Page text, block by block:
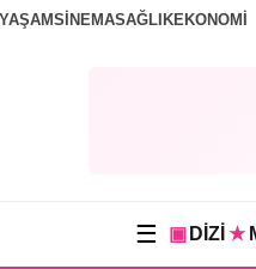
YAŞAMSİNEMASAĞLIKEKONOMİ
☰ ▣ DİZİ ★